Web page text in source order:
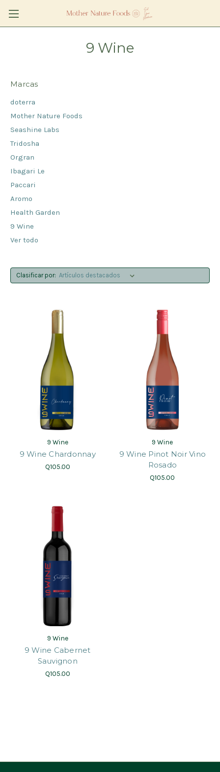
9 Wine
Marcas
doterra
Mother Nature Foods
Seashine Labs
Tridosha
Orgran
Ibagari Le
Paccari
Aromo
Health Garden
9 Wine
Ver todo
Clasificar por:
9 Wine
9 Wine Chardonnay
Q105.00
9 Wine
9 Wine Pinot Noir Vino
Rosado
Q105.00
9 Wine
9 Wine Cabernet
Sauvignon
Q105.00